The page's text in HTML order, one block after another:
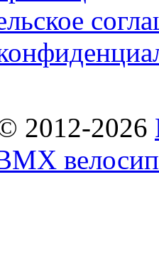
2012-2026